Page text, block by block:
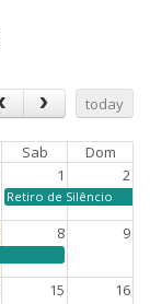
today
Sab
Dom
1 2
Retiro de Silêncio
8 9
15 16